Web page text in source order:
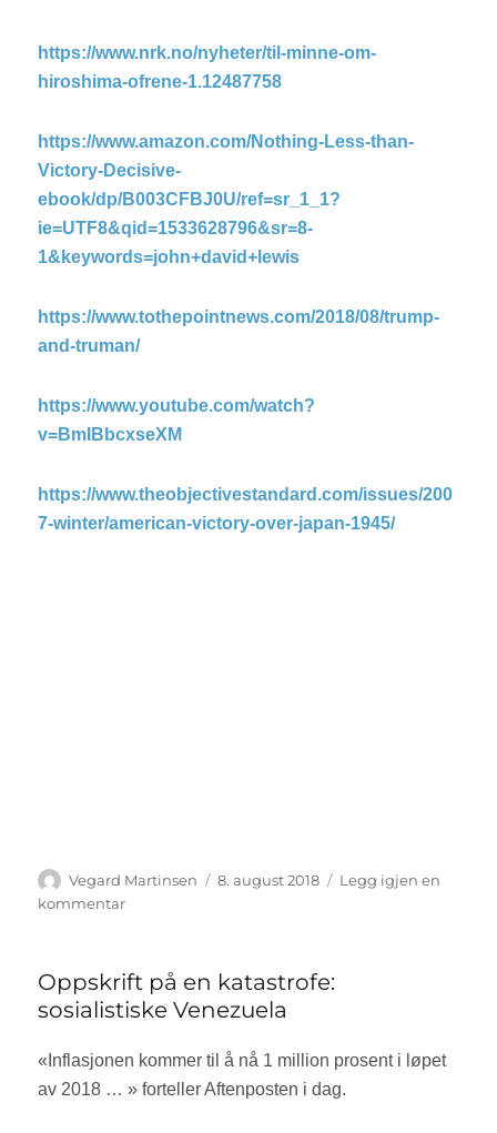
https://www.nrk.no/nyheter/til-minne-om-
hiroshima-ofrene-1.12487758
https://www.amazon.com/Nothing-Less-than-
Victory-Decisive-
ebook/dp/B003CFBJ0U/ref=sr_1_1?
ie=UTF8&qid=1533628796&sr=8-
1&keywords=john+david+lewis
https://www.tothepointnews.com/2018/08/trump-
and-truman/
https://www.youtube.com/watch?
v=BmIBbcxseXM
https://www.theobjectivestandard.com/issues/200
7-winter/american-victory-over-japan-1945/
Forfatter
Vegard Martinsen Publisert
8. august 2018
Legg igjen en
kommentar
Japan
Oppskrift på en katastrofe:
sosialistiske Venezuela
«Inflasjonen kommer til å nå 1 million prosent i løpet
av 2018 … » forteller Aftenposten i dag.